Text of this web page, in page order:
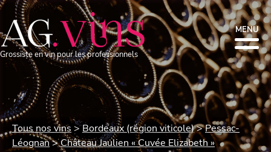
Grossiste en vin pour les professionnels
MENU
Tous nos vins Bordeaux (région viticole)
Pessac-
Léognan
Château Jaulien « Cuvée Elizabeth »